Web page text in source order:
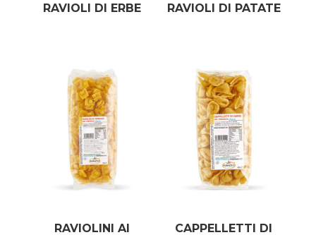
RAVIOLI DI ERBE RAVIOLI DI PATATE
RAVIOLINI AI
CAPPELLETTI DI